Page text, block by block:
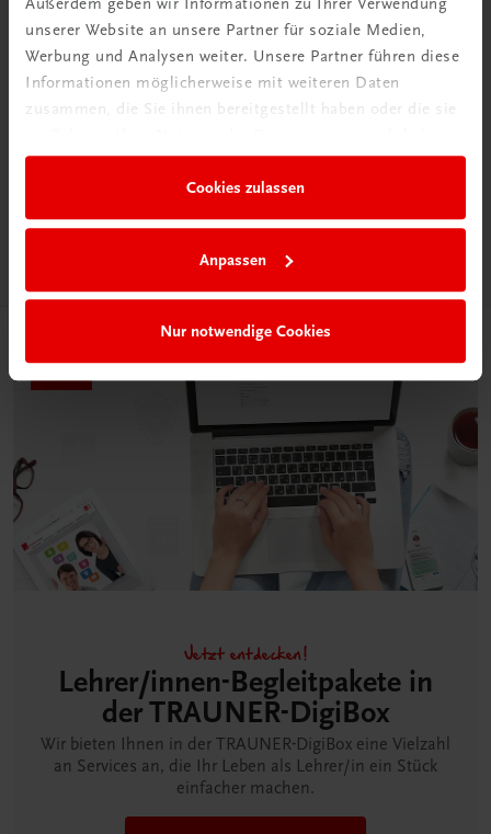
unserer Website an unsere Partner für soziale Medien,
Werbung und Analysen weiter. Unsere Partner führen diese
Informationen möglicherweise mit weiteren Daten
zusammen, die Sie ihnen bereitgestellt haben oder die sie
Cookies zulassen
Anpassen
Nur notwendige Cookies
Neu in der DigiBox
Klassenzimmer“
Mehr dazu
Jetzt entdecken!
Lehrer/innen-Begleitpakete in
der TRAUNER-DigiBox
Wir bieten Ihnen in der TRAUNER-DigiBox eine Vielzahl
an Services an, die Ihr Leben als Lehrer/in ein Stück
einfacher machen.